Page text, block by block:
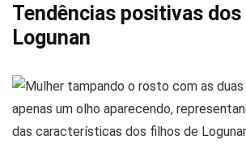
Tendências positivas
Logunan